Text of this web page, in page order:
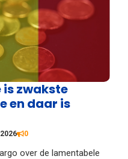
is zwakste
en daar is
0
over de lamentabele